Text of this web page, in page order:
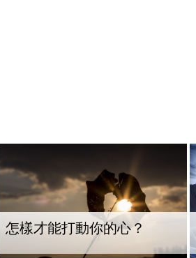
怎樣才能打動你的心？